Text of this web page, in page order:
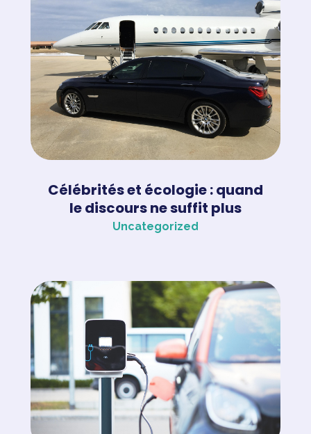
Célébrités et écologie : quand
le discours ne suffit plus
Uncategorized